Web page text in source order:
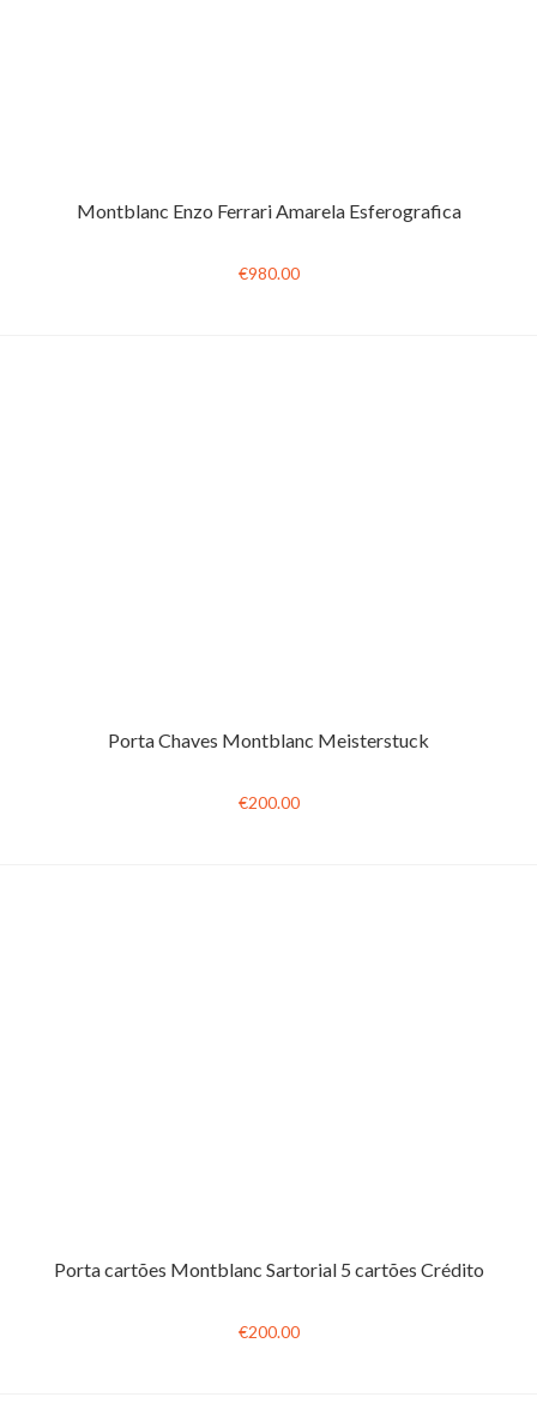
Montblanc Enzo Ferrari Amarela Esferografica
€980.00
Porta Chaves Montblanc Meisterstuck
€200.00
Porta cartões Montblanc Sartorial 5 cartões Crédito
€200.00